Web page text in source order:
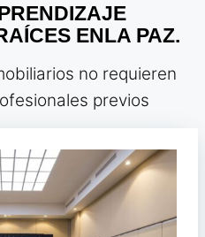
ENLA PAZ.
no requieren
previos